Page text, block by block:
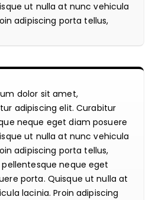
ut nulla at nunc vehicula
adipiscing porta tellus,
dolor sit amet,
adipiscing elit. Curabitur
neque eget diam posuere
ut nulla at nunc vehicula
adipiscing porta tellus,
neque eget
porta. Quisque ut nulla at
lacinia. Proin adipiscing